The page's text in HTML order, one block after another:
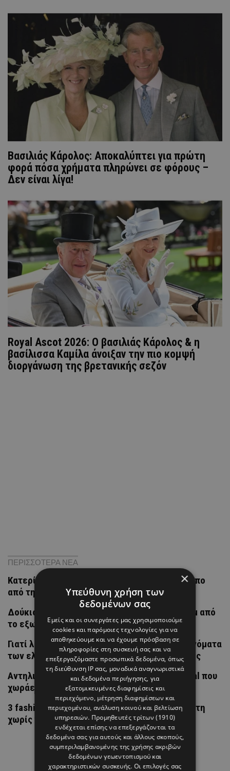
Βασιλιάς Κάρολος: Αποκαλύπτει για πρώτη
φορά πόσα χρήματα πληρώνει σε φόρους –
Δεν είναι λίγα!
Royal Ascot 2026: Ο βασιλιάς Κάρολος & η
βασίλισσα Καμίλα άνοιξαν την πιο κομψή
διοργάνωση της βρετανικής σεζόν
ΠΕΡΙΣΣΟΤΕΡΑ ΝΕΑ
Κατερίνα Καινούργιου: Tο τρυφερό στιγμιότυπο
από την Πάρο και τη μικρή Ξένια
Δούκισσα Νομικού: Το φωτογραφικό άλμπουμ από
το εξωτικό ταξίδι στην Πολυνησία
Γιατί λέγονται έτσι; Η ιστορία πίσω από τα ονόματα
των ελληνικών νησιών που ίσως δεν γνώριζες
Αντηλιακό σε μορφή stick: Το beauty essential που
χωράει παντού
3 fashion items που θα σε σώσουν από τη ζέστη
χωρίς να θυσιάσεις το στιλ σου
×
Υπεύθυνη χρήση των
δεδομένων σας
Εμείς και οι συνεργάτες μας χρησιμοποιούμε
cookies και παρόμοιες τεχνολογίες για να
αποθηκεύουμε και να έχουμε πρόσβαση σε
πληροφορίες στη συσκευή σας και να
επεξεργαζόμαστε προσωπικά δεδομένα, όπως
τη διεύθυνση IP σας, μοναδικά αναγνωριστικά
και δεδομένα περιήγησης, για
εξατομικευμένες διαφημίσεις και
περιεχόμενο, μέτρηση διαφημίσεων και
περιεχομένου, ανάλυση κοινού και βελτίωση
υπηρεσιών. Προμηθευτές τρίτων (1910)
ενδέχεται επίσης να επεξεργάζονται τα
δεδομένα σας για αυτούς και άλλους σκοπούς,
συμπεριλαμβανομένης της χρήσης ακριβών
δεδομένων γεωεντοπισμού και
χαρακτηριστικών συσκευής. Οι επιλογές σας